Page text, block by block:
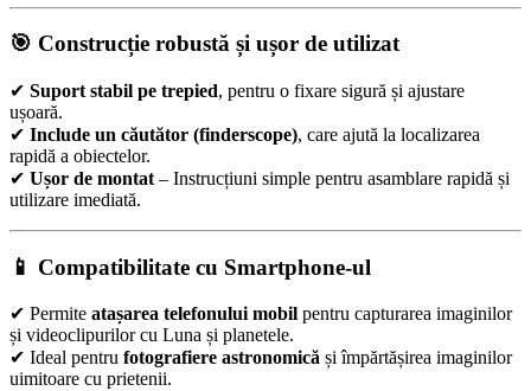
🎯 Construcție robustă și ușor de utilizat
✔ Suport stabil pe trepied, pentru o fixare sigură și ajustare
ușoară.
✔ Include un căutător (finderscope), care ajută la localizarea
rapidă a obiectelor.
✔ Ușor de montat – Instrucțiuni simple pentru asamblare rapidă și
utilizare imediată.
📱 Compatibilitate cu Smartphone-ul
✔ Permite atașarea telefonului mobil pentru capturarea imaginilor
și videoclipurilor cu Luna și planetele.
✔ Ideal pentru fotografiere astronomică și împărtășirea imaginilor
uimitoare cu prietenii.